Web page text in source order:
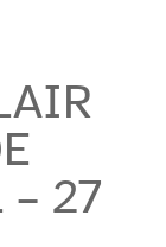
– 27